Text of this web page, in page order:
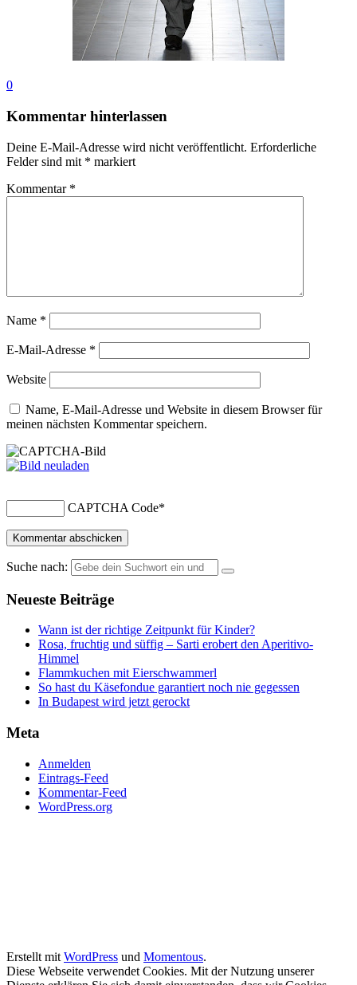
0
Kommentar hinterlassen
Deine E-Mail-Adresse wird nicht veröffentlicht. Erforderliche
Felder sind mit * markiert
Kommentar *
Name *
E-Mail-Adresse *
Website
Name, E-Mail-Adresse und Website in diesem Browser für
meinen nächsten Kommentar speichern.
CAPTCHA Code*
Suche nach:
Neueste Beiträge
Wann ist der richtige Zeitpunkt für Kinder?
Rosa, fruchtig und süffig – Sarti erobert den Aperitivo-
Himmel
Flammkuchen mit Eierschwammerl
So hast du Käsefondue garantiert noch nie gegessen
In Budapest wird jetzt gerockt
Meta
Anmelden
Eintrags-Feed
Kommentar-Feed
WordPress.org
Erstellt mit WordPress und Momentous.
Diese Webseite verwendet Cookies. Mit der Nutzung unserer